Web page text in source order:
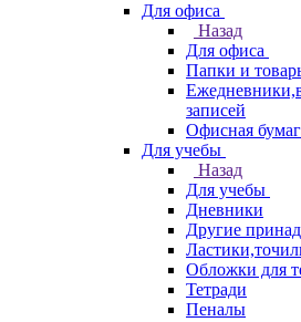
Для офиса
Назад
Для офиса
Папки и
записей
Офисная
Для учебы
Назад
Для учебы
Дневники
Другие
Обложки для
Тетради
Пеналы